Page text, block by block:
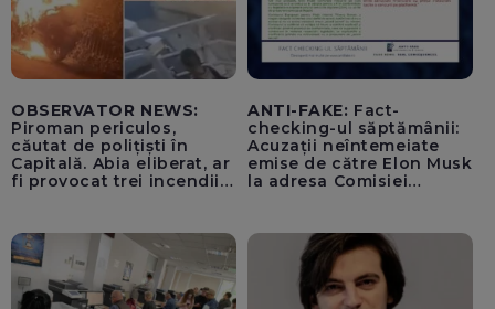
OBSERVATOR NEWS:
Piroman periculos,
căutat de polițiști în
Capitală. Abia eliberat, ar
fi provocat trei incendii
ANTI-FAKE: Fact-
checking-ul săptămânii:
Acuzații neîntemeiate
emise de către Elon Musk
la adresa Comisiei
pentru instaurarea
„cenzurii” pe platforma X